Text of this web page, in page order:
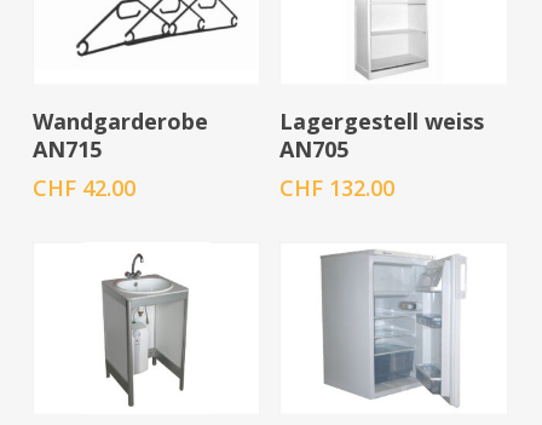
In den Warenkorb
Wandgarderobe
AN715
CHF42.00
In den Warenkorb
Lagergestell weiss
AN705
CHF 132.00